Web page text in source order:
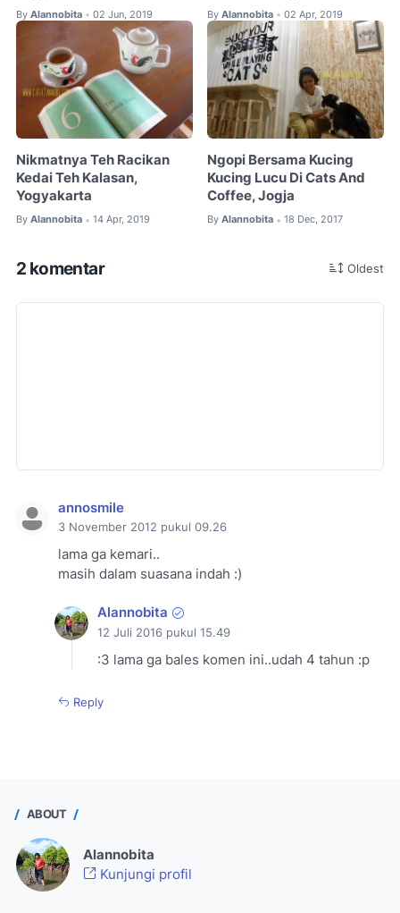
By Alannobita • 02 Jun, 2019 By Alannobita • 02 Apr, 2019
Nikmatnya Teh Racikan
Kedai Teh Kalasan,
Yogyakarta
By Alannobita • 14 Apr, 2019
Ngopi Bersama Kucing
Kucing Lucu Di Cats And
Coffee, Jogja
By Alannobita • 18 Dec, 2017
2 komentar Oldest
annosmile
3 November 2012 pukul 09.26
lama ga kemari..
masih dalam suasana indah :)
Alannobita
12 Juli 2016 pukul 15.49
:3 lama ga bales komen ini..udah 4 tahun :p
Reply
ABOUT
Alannobita
Kunjungi profil